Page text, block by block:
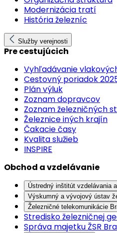
Modernizácia tratí
História železníc
Služby verejnosti
Pre cestujúcich
Vyhľadávanie
Cestovný poriadok
Plán výluk
Zoznam dopravcov
Zoznam železničných
Železnice iných krajín
Čakacie časy
Kvalita služieb
INSPIRE
Obchod a vzdelávanie
Ústredný inštitút vzdelávania
Výskumný a vývojový ústav
Železničné telekomunikácie
Stredisko železničnej
Správa majetku ŽSR